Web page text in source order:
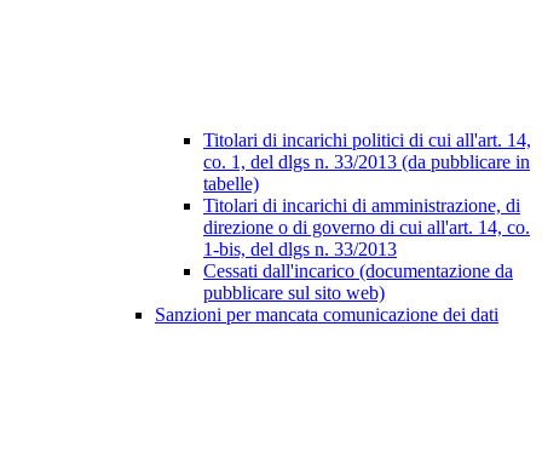
Titolari di incarichi politici di cui all'art. 14,
co. 1, del dlgs n. 33/2013 (da pubblicare in
tabelle)
Titolari di incarichi di amministrazione, di
direzione o di governo di cui all'art. 14, co.
1-bis, del dlgs n. 33/2013
Cessati dall'incarico (documentazione da
pubblicare sul sito web)
Sanzioni per mancata comunicazione dei dati